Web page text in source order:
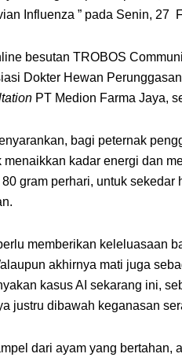
Influenza ” pada Senin, 27
besutan TROBOS
Dokter Hewan
PT Medion Farma Jaya,
bagi peternak
menaikkan kadar energi dan
gram perhari, untuk
memberikan keleluasaan
akhirnya mati juga
kasus AI sekarang ini,
justru dibawah keganasan
dari ayam yang